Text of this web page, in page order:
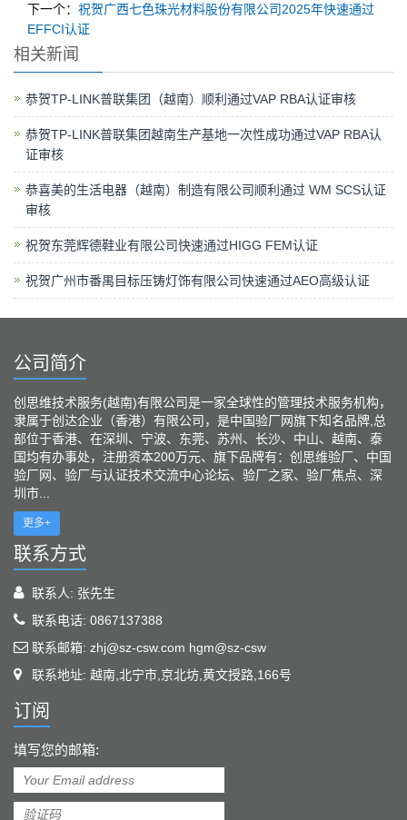
下一个： 祝贺广西七色珠光材料股份有限公司2025年快速通过
EFFCI认证
相关新闻
恭贺TP-LINK普联集团（越南）顺利通过VAP RBA认证审核
恭贺TP-LINK普联集团越南生产基地一次性成功通过VAP RBA认
证审核
恭喜美的生活电器（越南）制造有限公司顺利通过 WM SCS认证
审核
祝贺东莞辉德鞋业有限公司快速通过HIGG FEM认证
祝贺广州市番禺目标压铸灯饰有限公司快速通过AEO高级认证
公司简介
创思维技术服务(越南)有限公司是一家全球性的管理技术服务机构，
隶属于创达企业（香港）有限公司，是中国验厂网旗下知名品牌,总
部位于香港、在深圳、宁波、东莞、苏州、长沙、中山、越南、泰
国均有办事处，注册资本200万元、旗下品牌有：创思维验厂、中国
验厂网、验厂与认证技术交流中心论坛、验厂之家、验厂焦点、深
圳市...
更多+
联系方式
联系人: 张先生
联系电话: 0867137388
联系邮箱: zhj@sz-csw.com hgm@sz-csw
联系地址: 越南,北宁市,京北坊,黄文授路,166号
订阅
填写您的邮箱: